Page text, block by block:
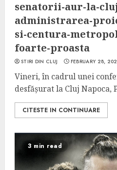
senatorii-aur-la-
administrarea-
si-centura-
foarte-proasta
STIRI DIN CLUJ FEBRUARY 28,
Vineri, în cadrul unei
desfășurat la Cluj Napoca,
CITESTE IN CONTINUARE
3 min read